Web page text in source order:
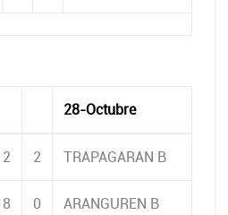
28-Octubre
2 2 TRAPAGARAN B
8 0 ARANGUREN B